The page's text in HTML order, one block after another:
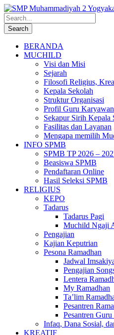
BERANDA
MUCHILD
Visi dan Misi
Sejarah
Filosofi Religius,
Kepala Sekolah
Struktur Organisasi
Profil Guru Karyawan
Sekapur Sirih Kepala
Fasilitas dan Layanan
Mengapa memilih
INFO SPMB
SPMB TP 2026 –
Beasiswa SPMB
Pendaftaran Online
Hasil Seleksi SPMB
RELIGIUS
KEPO
Tadarus
Tadarus Pagi
Muchild Ngaji
Pengajian
Kajian Keputrian
Pesona Ramadhan
Jadwal
Pengajian
Lentera
My Ramadhan
Ta’lim
Pesantren
Pesantren
Infaq, Dana Sosial,
KREATIF